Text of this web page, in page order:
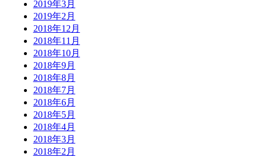
2019年3月
2019年2月
2018年12月
2018年11月
2018年10月
2018年9月
2018年8月
2018年7月
2018年6月
2018年5月
2018年4月
2018年3月
2018年2月